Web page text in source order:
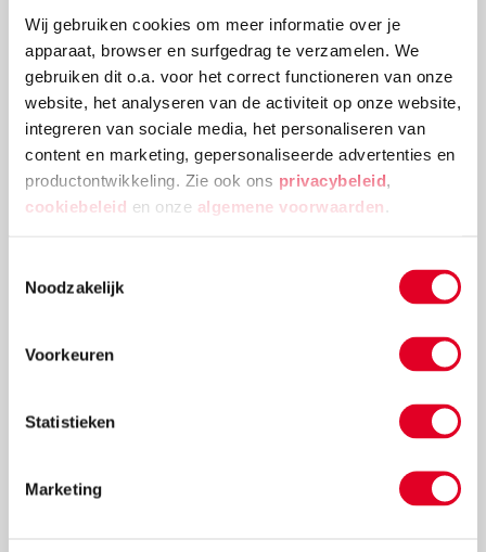
Wij gebruiken cookies om meer informatie over je
apparaat, browser en surfgedrag te verzamelen. We
gebruiken dit o.a. voor het correct functioneren van onze
website, het analyseren van de activiteit op onze website,
integreren van sociale media, het personaliseren van
content en marketing, gepersonaliseerde advertenties en
productontwikkeling. Zie ook ons privacybeleid
cookiebeleid en onze algemene voorwaarden
Noodzakelijk
Voorkeuren
Statistieken
Marketing
Welke materialen heb ik nodig om mijn
kind verbonden schrift te leren?
doen. Welk materialen / boeken heb ik nodig om
Lees meer